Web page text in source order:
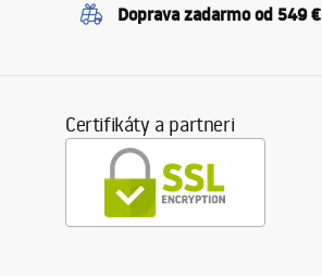
Doprava zadarmo od 549 €
Certifikáty a partneri